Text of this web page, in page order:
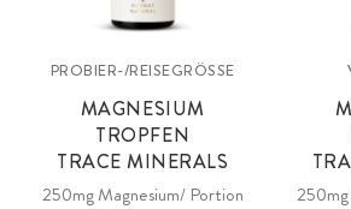
PROBIER-/REISEGRÖSSE
MAGNESIUM
TROPFEN
TRACE MINERALS
250mg Magnesium/ Portion